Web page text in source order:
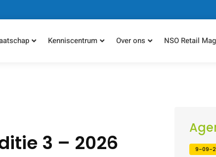
Kenniscentrum Over ons NSO Retail
3 – 2026 9-09-